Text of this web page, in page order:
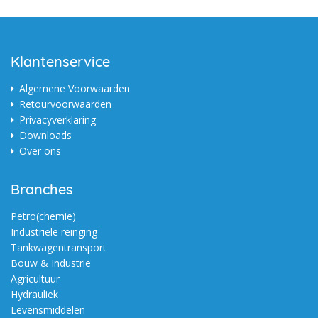
Klantenservice
Algemene Voorwaarden
Retourvoorwaarden
Privacyverklaring
Downloads
Over ons
Branches
Petro(chemie)
Industriële reinging
Tankwagentransport
Bouw & Industrie
Agricultuur
Hydrauliek
Levensmiddelen